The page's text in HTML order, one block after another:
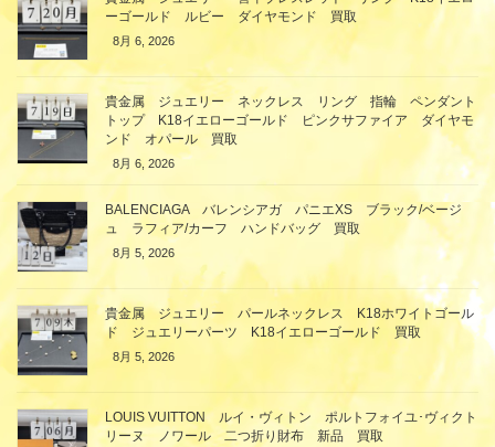
ーゴールド ルビー ダイヤモンド 買取
8月 6, 2026
貴金属 ジュエリー ネックレス リング 指輪 ペンダント
トップ K18イエローゴールド ピンクサファイア ダイヤモ
ンド オパール 買取
8月 6, 2026
BALENCIAGA バレンシアガ パニエXS ブラック/ベージ
ュ ラフィア/カーフ ハンドバッグ 買取
8月 5, 2026
貴金属 ジュエリー パールネックレス K18ホワイトゴール
ド ジュエリーパーツ K18イエローゴールド 買取
8月 5, 2026
LOUIS VUITTON ルイ・ヴィトン ポルトフォイユ･ヴィクト
リーヌ ノワール 二つ折り財布 新品 買取